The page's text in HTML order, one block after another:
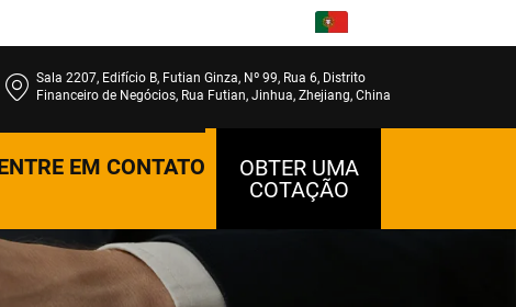
Sala 2207, Edifício B, Futian Ginza, Nº 99, Rua 6, Distrito
Financeiro de Negócios, Rua Futian, Jinhua, Zhejiang, China
EM CONTATO
OBTER UMA
COTAÇÃO